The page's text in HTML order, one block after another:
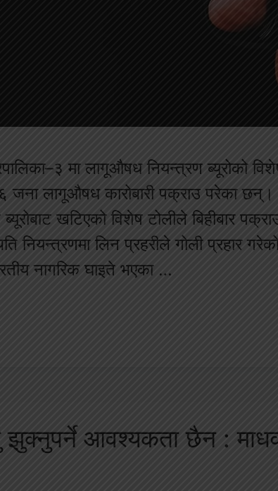
मा लागूऔषध नियन्त्रण ब्यूरोको
लागूऔषध कारोबारी पक्राउ परेका छन्।
खटिएको विशेष टोलीले बिहीबार
नियन्त्रणमा लिन प्रहरीले गोली प्रहार
नागरिक घाइते भएका …
झुक्नुपर्ने आवश्यकता छैन :